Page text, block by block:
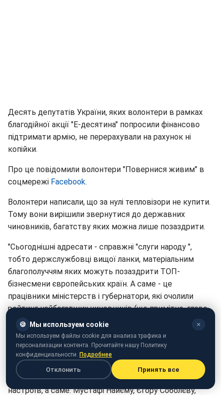
Десять депутатів України, яких волонтери в рамках
благодійної акції "Е-десятина" попросили фінансово
підтримати армію, не перерахували на рахунок ні
копійки.
Про це повідомили волонтери "Повернися живим" в
соцмережі Facebook.
Волонтери написали, що за нулі тепловізори не купити.
Тому вони вирішили звернутися до державних
чиновників, багатству яких можна лише позаздрити.
"Сьогоднішні адресати - справжні "слуги народу ",
тобто держслужбовці вищої ланки, матеріальним
благополуччям яких можуть позаздрити ТОП-
бізнесмени європейських країн. А саме - це
працівники міністерств і губернатори, які очолили
рейтинг найбагатших чиновників (що примітно, глава
уряду цей рейтинг не очолює , але оскільки йому
дісталося 4-е місце, він також отримає від нас) ", -
написали благодійники.
Листи були відправлені політикам, які увійшли до
складу парламенту на хвилі постмайданівських
настроїв, а саме: Мустафі Найєму, Єгору Соболєву,
🍪 Мы используем cookie ✕
Мы используем файлы cookie для анализа трафика и
персонализации контента. Прочитайте нашу Политику
конфиденциальности. Подробнее
Отклонить Принять все